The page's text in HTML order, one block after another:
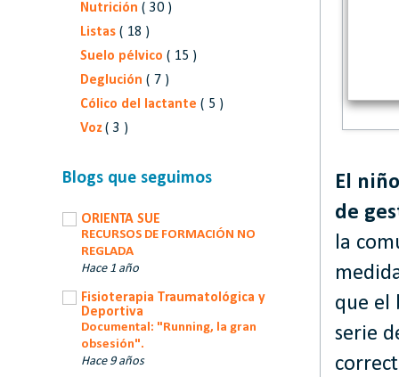
El
de
la
que el
serie
Nutrición ( 30 )
Listas ( 18 )
Suelo pélvico ( 15 )
Deglución ( 7 )
Cólico del lactante ( 5 )
Voz( 3 )
Blogs que seguimos
ORIENTA SUE
RECURSOS DE FORMACIÓN NO
REGLADA
Hace 1 año
Fisioterapia Traumatológica y
Deportiva
Documental: "Running, la gran
obsesión".
Hace 9 años